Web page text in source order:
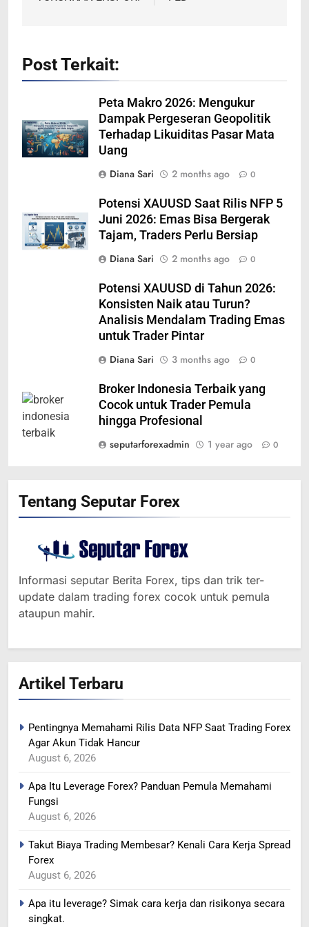
Post Terkait:
Peta Makro 2026: Mengukur
Dampak Pergeseran Geopolitik
Terhadap Likuiditas Pasar Mata
Uang
Diana Sari
2 months ago 0
Potensi XAUUSD Saat Rilis NFP 5
Juni 2026: Emas Bisa Bergerak
Tajam, Traders Perlu Bersiap
Diana Sari
2 months ago 0
Potensi XAUUSD di Tahun 2026:
Konsisten Naik atau Turun?
Analisis Mendalam Trading Emas
untuk Trader Pintar
Diana Sari
3 months ago 0
Broker Indonesia Terbaik yang
Cocok untuk Trader Pemula
hingga Profesional
seputarforexadmin
1 year ago 0
Tentang Seputar Forex
Informasi seputar Berita Forex, tips dan trik ter-
update dalam trading forex cocok untuk pemula
ataupun mahir.
Artikel Terbaru
Pentingnya Memahami Rilis Data NFP Saat Trading Forex
Agar Akun Tidak Hancur
August 6, 2026
Apa Itu Leverage Forex? Panduan Pemula Memahami
Fungsi
August 6, 2026
Takut Biaya Trading Membesar? Kenali Cara Kerja Spread
Forex
August 6, 2026
Apa itu leverage? Simak cara kerja dan risikonya secara
singkat.
MINYAK NAIK SETELAH
RENCANA PEMANGKASAN
365
ADANYA PERINGATAN
366
RESESI
BERITA FOREX